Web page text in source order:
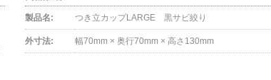
製品名: つき立カップLARGE 黒サビ絞り
外寸法: 幅70mm × 奥行70mm × 高さ130mm